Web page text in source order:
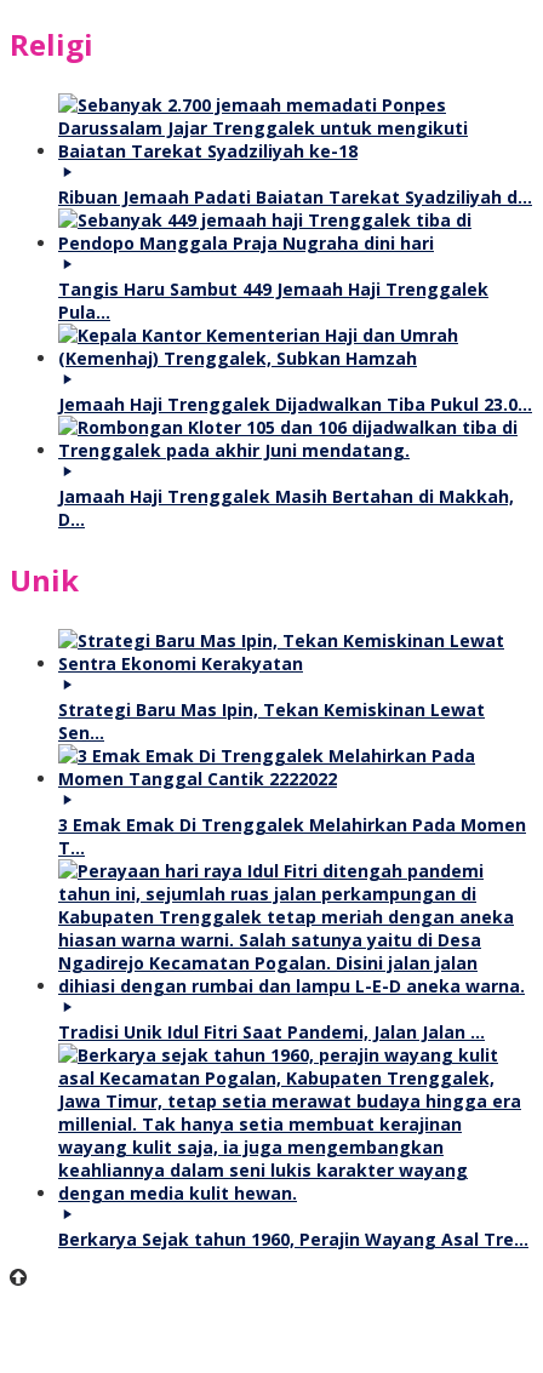
Religi
Ribuan Jemaah Padati Baiatan Tarekat Syadziliyah d…
Tangis Haru Sambut 449 Jemaah Haji Trenggalek
Pula…
Jemaah Haji Trenggalek Dijadwalkan Tiba Pukul 23.0…
Jamaah Haji Trenggalek Masih Bertahan di Makkah,
D…
Unik
Strategi Baru Mas Ipin, Tekan Kemiskinan Lewat
Sen…
3 Emak Emak Di Trenggalek Melahirkan Pada Momen
T…
Tradisi Unik Idul Fitri Saat Pandemi, Jalan Jalan …
Berkarya Sejak tahun 1960, Perajin Wayang Asal Tre…